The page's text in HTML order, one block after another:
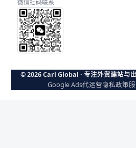
微信扫码联系
© 2026 Carl Global · 专注外贸建站与
Google Ads代运营隐私政策